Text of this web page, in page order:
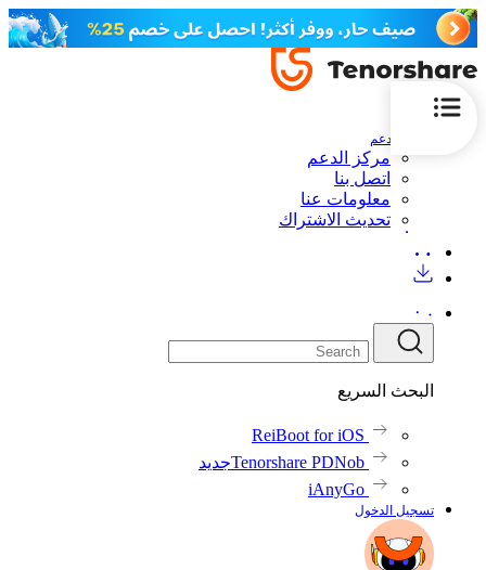
الدعم
مركز الدعم
اتصل بنا
معلومات عنا
تحديث الاشتراك
البحث السريع
ReiBoot for iOS
Tenorshare PDNobجديد
iAnyGo
تسجيل الدخول